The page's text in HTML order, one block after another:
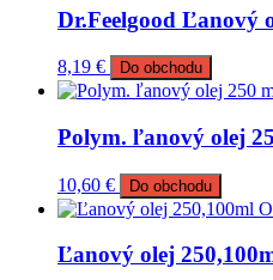
Dr.Feelgood Ľanový
8,19 € Do obchodu
Polym. ľanový olej
10,60 € Do obchodu
Ľanový olej